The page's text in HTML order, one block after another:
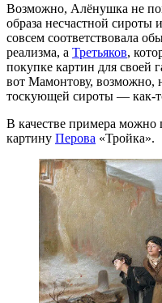
Возможно, Алёнушка не
образа несчастной сироты
совсем соответствовала
реализма, а Третьяков,
покупке картин для своей
вот Мамонтову, возможно,
тоскующей сироты — как-
В качестве примера можно
картину Перова «Тройка».